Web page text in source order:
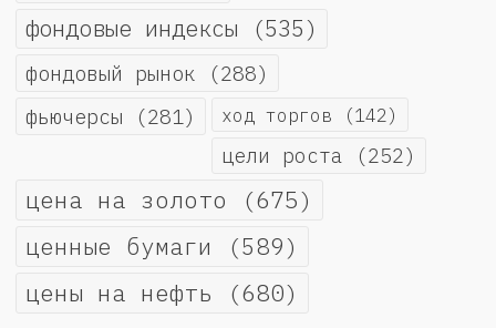
фондовые индексы (535)
фондовый рынок (288)
фьючерсы (281) ход торгов (142)
цели роста (252)
цена на золото (675)
ценные бумаги (589)
цены на нефть (680)